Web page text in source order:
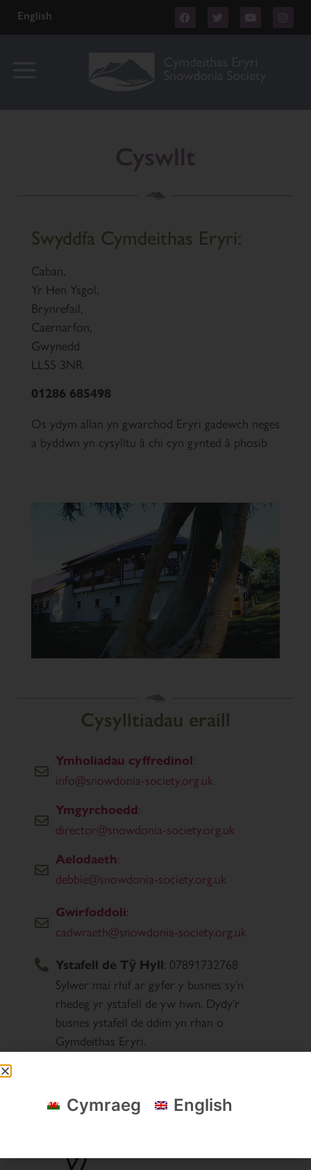
English
Cyswllt
Swyddfa Cymdeithas Eryri:
Caban,
Yr Hen Ysgol,
Brynrefail,
Caernarfon,
Gwynedd
LL55 3NR
01286 685498
Os ydym allan yn gwarchod Eryri gadewch neges
a byddwn yn cysylltu â chi cyn gynted â phosib
Cysylltiadau eraill
Ymholiadau cyffredinol:
info@snowdonia-society.org.uk
Ymgyrchoedd:
director@snowdonia-society.org.uk
Aelodaeth:
debbie@snowdonia-society.org.uk
Gwirfoddoli:
cadwraeth@snowdonia-society.org.uk
Ystafell de Tŷ Hyll: 07891732768
Sylwer mai rhif ar gyfer y busnes sy’n
rhedeg yr ystafell de yw hwn. Dydy’r
busnes ystafell de ddim yn rhan o
Gymdeithas Eryri.
Cymraeg English